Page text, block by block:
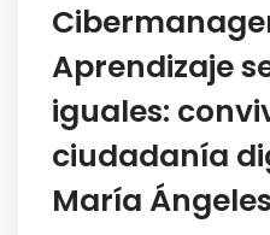
Aprendizaje
iguales:
ciudadanía
María